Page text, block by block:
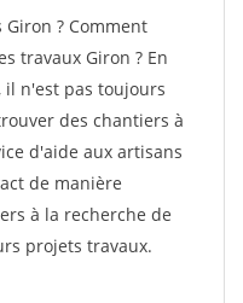
? Comment
travaux Giron ? En
n'est pas toujours
des chantiers à
d'aide aux artisans
de manière
à la recherche de
projets travaux.